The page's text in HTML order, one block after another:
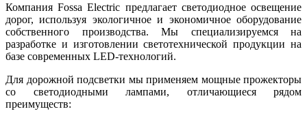
Компания Fossa Electric предлагает светодиодное освещение
дорог, используя экологичное и экономичное оборудование
собственного производства. Мы специализируемся на
разработке и изготовлении светотехнической продукции на
базе современных LED-технологий.
Для дорожной подсветки мы применяем мощные прожекторы
со светодиодными лампами, отличающиеся рядом
преимуществ: